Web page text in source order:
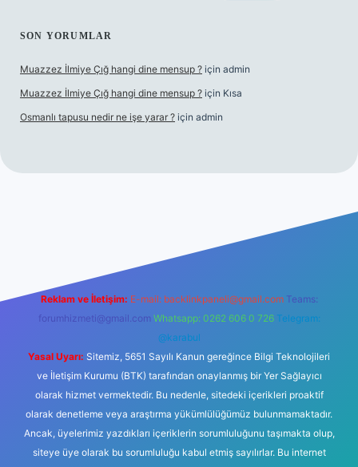
SON YORUMLAR
Muazzez İlmiye Çığ hangi dine mensup ? için admin
Muazzez İlmiye Çığ hangi dine mensup ? için Kısa
Osmanlı tapusu nedir ne işe yarar ? için admin
Reklam ve İletişim: E-mail: backlinkpaneli@gmail.com Teams:
forumhizmeti@gmail.com Whatsapp: 0262 606 0 726 Telegram:
@karabul
Yasal Uyarı: Sitemiz, 5651 Sayılı Kanun gereğince Bilgi Teknolojileri
ve İletişim Kurumu (BTK) tarafından onaylanmış bir Yer Sağlayıcı
olarak hizmet vermektedir. Bu nedenle, sitedeki içerikleri proaktif
olarak denetleme veya araştırma yükümlülüğümüz bulunmamaktadır.
Ancak, üyelerimiz yazdıkları içeriklerin sorumluluğunu taşımakta olup,
siteye üye olarak bu sorumluluğu kabul etmiş sayılırlar. Bu internet